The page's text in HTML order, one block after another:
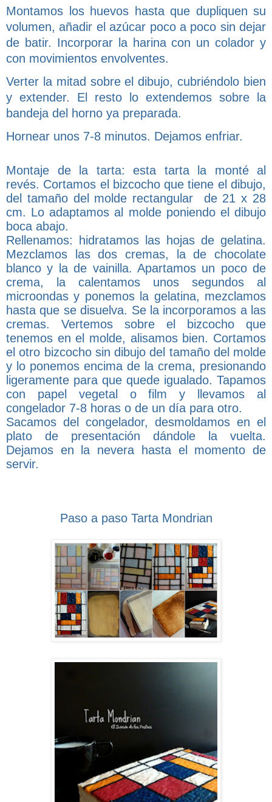
Montamos los huevos hasta que dupliquen su
volumen, añadir el azúcar poco a poco sin dejar
de batir. Incorporar la harina con un colador y
con movimientos envolventes.
Verter la mitad sobre el dibujo, cubriéndolo bien
y extender. El resto lo extendemos sobre la
bandeja del horno ya preparada.
Hornear unos 7-8 minutos. Dejamos enfriar.
Montaje de la tarta: esta tarta la monté al
revés. Cortamos el bizcocho que tiene el dibujo,
del tamaño del molde rectangular de 21 x 28
cm. Lo adaptamos al molde poniendo el dibujo
boca abajo.
Rellenamos: hidratamos las hojas de gelatina.
Mezclamos las dos cremas, la de chocolate
blanco y la de vainilla. Apartamos un poco de
crema, la calentamos unos segundos al
microondas y ponemos la gelatina, mezclamos
hasta que se disuelva. Se la incorporamos a las
cremas. Vertemos sobre el bizcocho que
tenemos en el molde, alisamos bien. Cortamos
el otro bizcocho sin dibujo del tamaño del molde
y lo ponemos encima de la crema, presionando
ligeramente para que quede igualado. Tapamos
con papel vegetal o film y llevamos al
congelador 7-8 horas o de un día para otro.
Sacamos del congelador, desmoldamos en el
plato de presentación dándole la vuelta.
Dejamos en la nevera hasta el momento de
servir.
Paso a paso Tarta Mondrian